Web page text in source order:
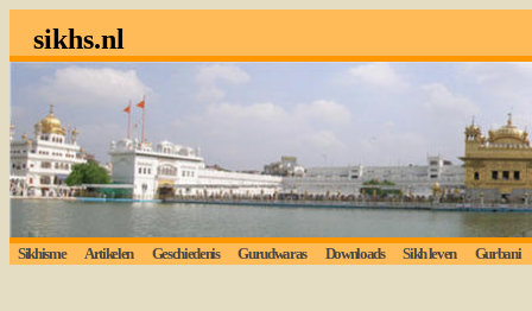
sikhs.nl
Sikhisme Artikelen Geschiedenis Gurudwaras Downloads Sikh leven Gurbani